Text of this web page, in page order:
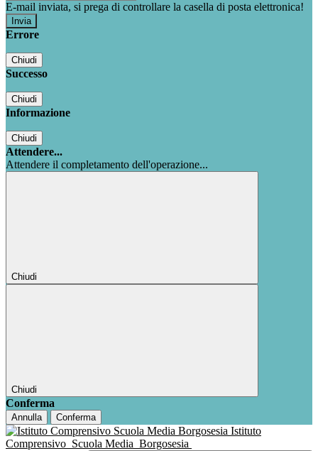
E-mail inviata, si prega di controllare la casella di posta elettronica!
Errore
Chiudi
Successo
Chiudi
Informazione
Chiudi
Attendere...
Attendere il completamento dell'operazione...
Chiudi
Chiudi
Conferma
Annulla Conferma
Istituto
Comprensivo Scuola Media Borgosesia